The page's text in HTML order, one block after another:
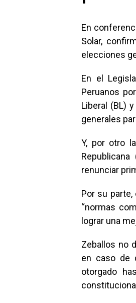
En
Solar,
elecciones
En el
Peruanos
Liberal (BL)
generales
Y, por otro
renunciar
Por su
“normas
lograr una
Zeballos no
en caso de
otorgado